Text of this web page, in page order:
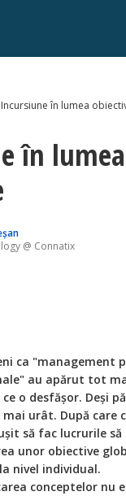
Incursiune în lumea
în
@ Connatix
ca "management
au apărut tot
o desfășor. Deși
mai urât. După
să fac lucrurile
unor obiective
nivel individual.
conceptelor nu